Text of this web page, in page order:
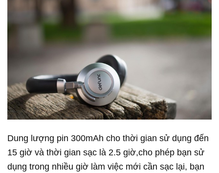
Dung lượng pin 300mAh cho thời gian sử dụng đến
15 giờ và thời gian sạc là 2.5 giờ,cho phép bạn sử
dụng trong nhiều giờ làm việc mới cần sạc lại, bạn